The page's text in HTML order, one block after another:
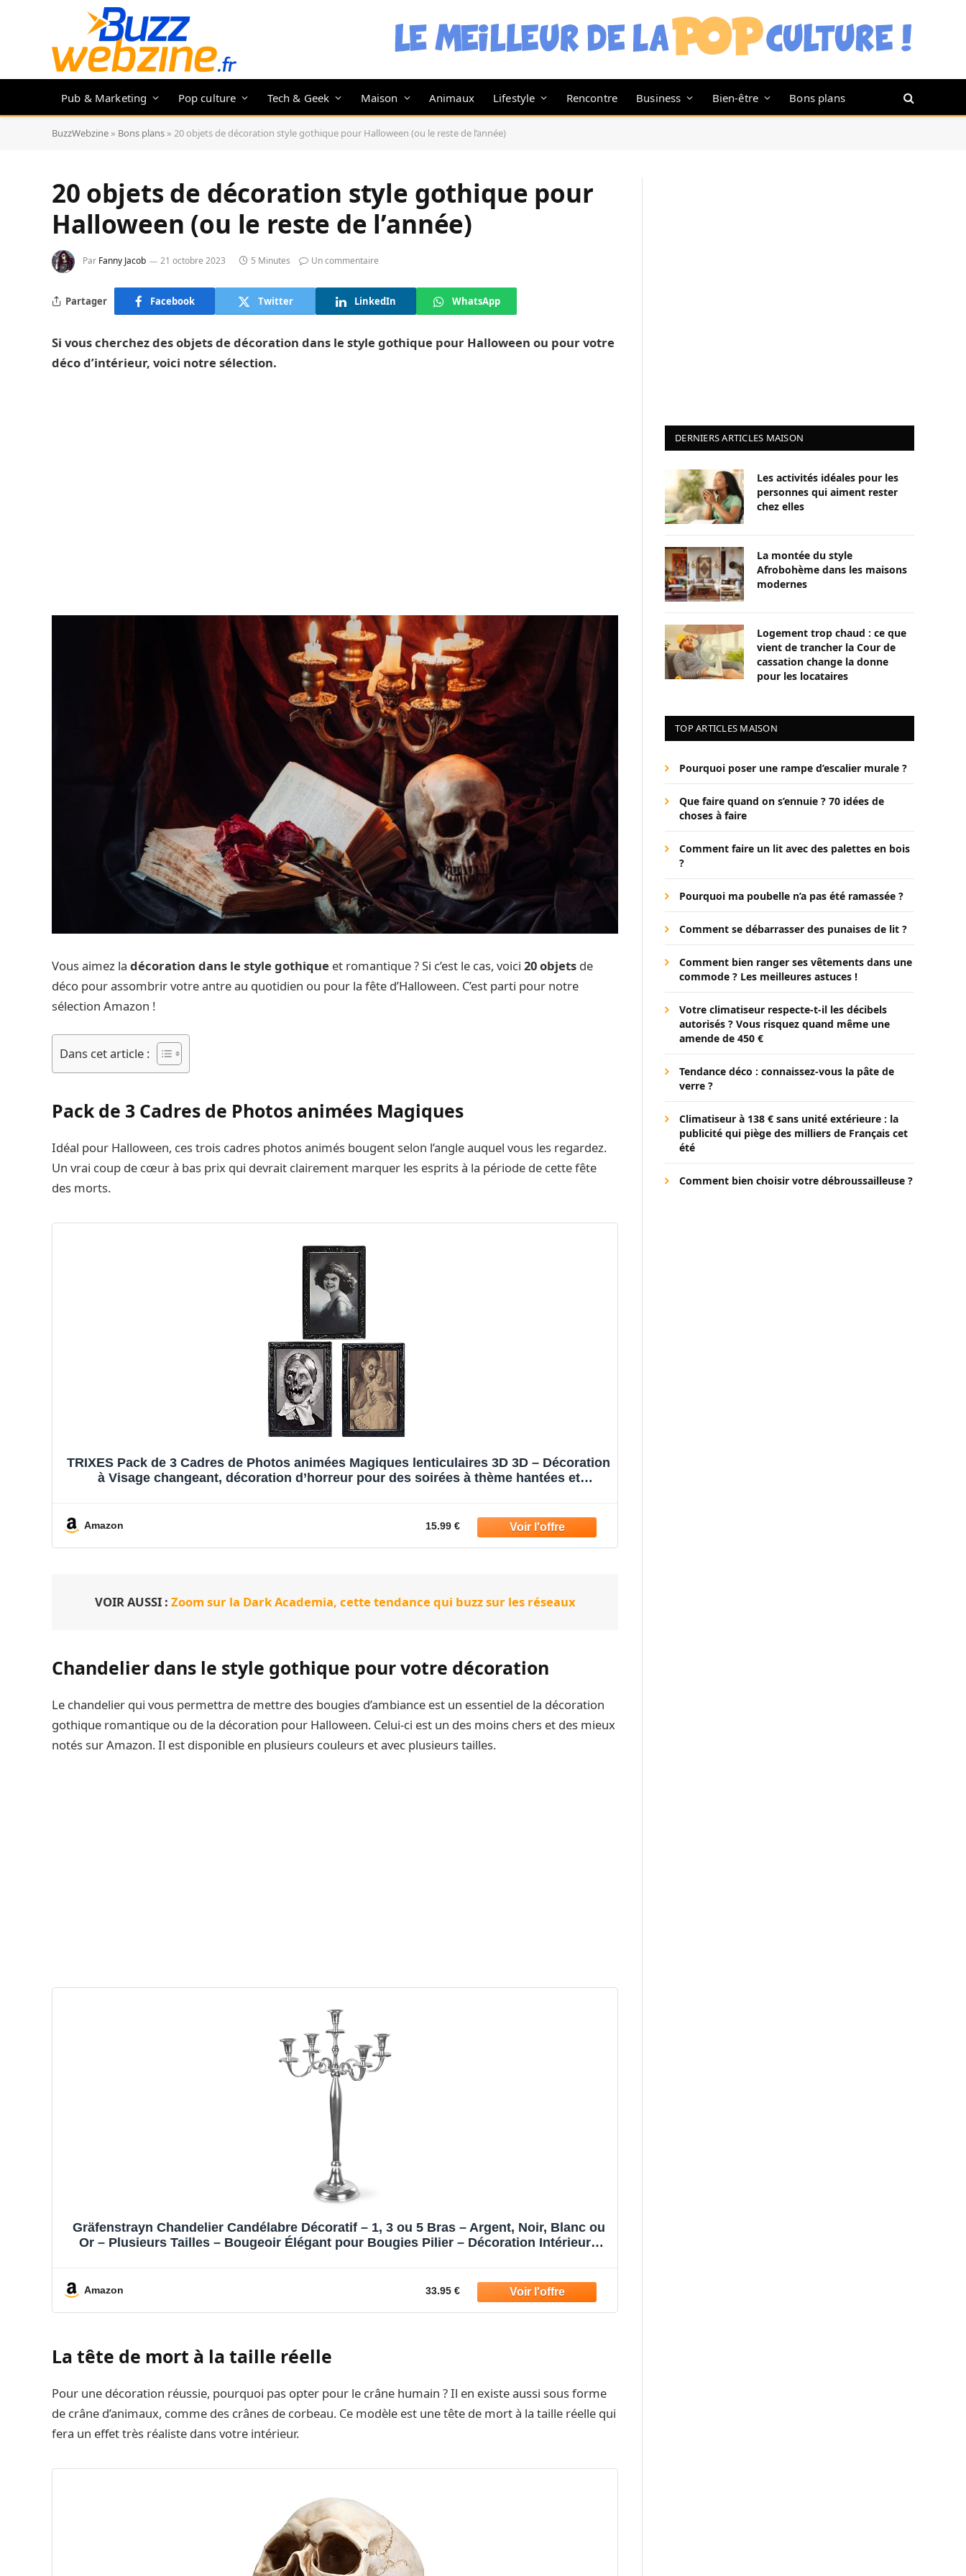
Pub & Marketing Pop culture Tech & Geek Maison Animaux Lifestyle Rencontre Business Bien-être Bons plans
BuzzWebzine » Bons plans » 20 objets de décoration style gothique pour Halloween (ou le reste de l’année)
20 objets de décoration style gothique pour
Halloween (ou le reste de l’année)
Par Fanny Jacob 21 octobre 2023 5 Minutes Un commentaire
Partager Facebook Twitter LinkedIn WhatsApp
Si vous cherchez des objets de décoration dans le style gothique pour Halloween ou pour votre
déco d’intérieur, voici notre sélection.
Vous aimez la décoration dans le style gothique et romantique ? Si c’est le cas, voici 20 objets de
déco pour assombrir votre antre au quotidien ou pour la fête d’Halloween. C’est parti pour notre
sélection Amazon !
Dans cet article :
Pack de 3 Cadres de Photos animées Magiques
Idéal pour Halloween, ces trois cadres photos animés bougent selon l’angle auquel vous les regardez.
Un vrai coup de cœur à bas prix qui devrait clairement marquer les esprits à la période de cette fête
des morts.
TRIXES Pack de 3 Cadres de Photos animées Magiques lenticulaires 3D 3D – Décoration
à Visage changeant, décoration d’horreur pour des soirées à thème hantées et
Amazon 15.99 €
VOIR AUSSI : Zoom sur la Dark Academia, cette tendance qui buzz sur les réseaux
Chandelier dans le style gothique pour votre décoration
Le chandelier qui vous permettra de mettre des bougies d’ambiance est un essentiel de la décoration
gothique romantique ou de la décoration pour Halloween. Celui-ci est un des moins chers et des mieux
notés sur Amazon. Il est disponible en plusieurs couleurs et avec plusieurs tailles.
Gräfenstrayn Chandelier Candélabre Décoratif – 1, 3 ou 5 Bras – Argent, Noir, Blanc ou
Or – Plusieurs Tailles – Bougeoir Élégant pour Bougies Pilier – Décoration Intérieure
Amazon 33.95 €
La tête de mort à la taille réelle
Pour une décoration réussie, pourquoi pas opter pour le crâne humain ? Il en existe aussi sous forme
de crâne d’animaux, comme des crânes de corbeau. Ce modèle est une tête de mort à la taille réelle qui
fera un effet très réaliste dans votre intérieur.
DERNIERS ARTICLES MAISON
Les activités idéales pour les
personnes qui aiment rester
chez elles
La montée du style
Afrobohème dans les maisons
modernes
Logement trop chaud : ce que
vient de trancher la Cour de
cassation change la donne
pour les locataires
TOP ARTICLES MAISON
Pourquoi poser une rampe d’escalier murale ?
Que faire quand on s’ennuie ? 70 idées de
choses à faire
Comment faire un lit avec des palettes en bois
?
Pourquoi ma poubelle n’a pas été ramassée ?
Comment se débarrasser des punaises de lit ?
Comment bien ranger ses vêtements dans une
commode ? Les meilleures astuces !
Votre climatiseur respecte-t-il les décibels
autorisés ? Vous risquez quand même une
amende de 450 €
Tendance déco : connaissez-vous la pâte de
verre ?
Climatiseur à 138 € sans unité extérieure : la
publicité qui piège des milliers de Français cet
été
Comment bien choisir votre débroussailleuse ?